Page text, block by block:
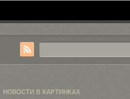
НОВОСТИ В КАРТИНКАХ